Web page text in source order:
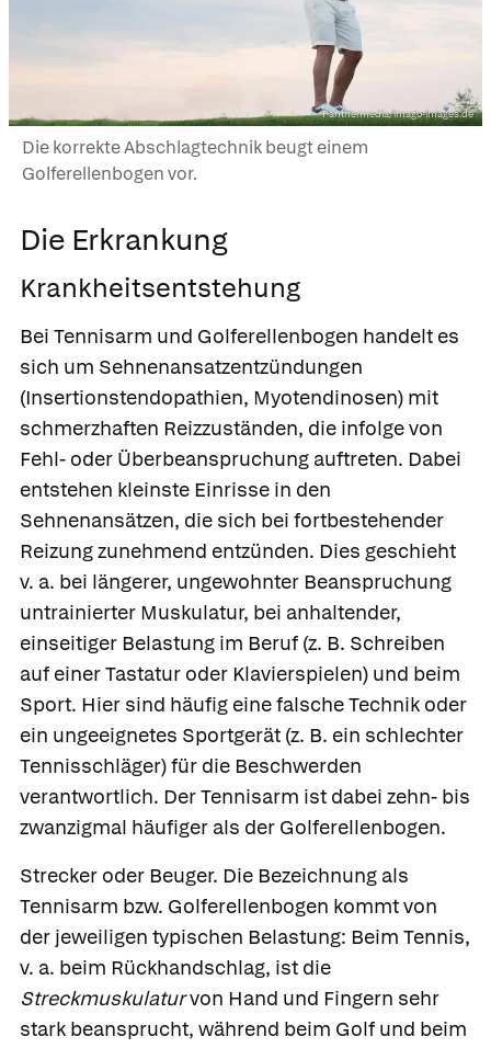
Panthermedia/imago-images.de
Die korrekte Abschlagtechnik beugt einem
Golferellenbogen vor.
Die Erkrankung
Krankheitsentstehung
Bei Tennisarm und Golferellenbogen handelt es
sich um Sehnenansatzentzündungen
(Insertionstendopathien, Myotendinosen) mit
schmerzhaften Reizzuständen, die infolge von
Fehl- oder Überbeanspruchung auftreten. Dabei
entstehen kleinste Einrisse in den
Sehnenansätzen, die sich bei fortbestehender
Reizung zunehmend entzünden. Dies geschieht
v. a. bei längerer, ungewohnter Beanspruchung
untrainierter Muskulatur, bei anhaltender,
einseitiger Belastung im Beruf (z. B. Schreiben
auf einer Tastatur oder Klavierspielen) und beim
Sport. Hier sind häufig eine falsche Technik oder
ein ungeeignetes Sportgerät (z. B. ein schlechter
Tennisschläger) für die Beschwerden
verantwortlich. Der Tennisarm ist dabei zehn- bis
zwanzigmal häufiger als der Golferellenbogen.
Strecker oder Beuger. Die Bezeichnung als
Tennisarm bzw. Golferellenbogen kommt von
der jeweiligen typischen Belastung: Beim Tennis,
v. a. beim Rückhandschlag, ist die
Streckmuskulaturvon Hand und Fingern sehr
stark beansprucht, während beim Golf und beim